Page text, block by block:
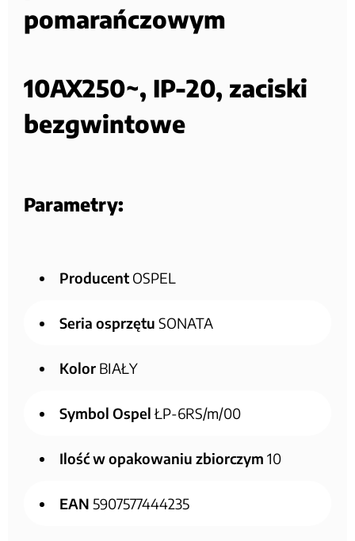
pomarańczowym
10AX250~, IP-20, zaciski
bezgwintowe
Parametry:
Producent OSPEL
Seria osprzętu SONATA
Kolor BIAŁY
Symbol Ospel ŁP-6RS/m/00
Ilość w opakowaniu zbiorczym 10
EAN 5907577444235